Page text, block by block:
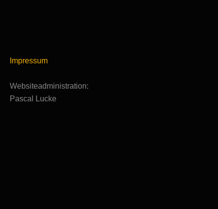
Impressum
Websiteadministration:
Pascal Lucke